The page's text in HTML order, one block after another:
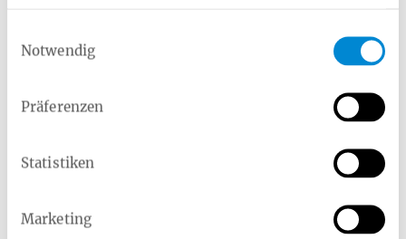
Notwendig
Präferenzen
Statistiken
Marketing
Lungenkrebs-Screening
Chlamydien-Screening Darmkrebsfrüherkennung